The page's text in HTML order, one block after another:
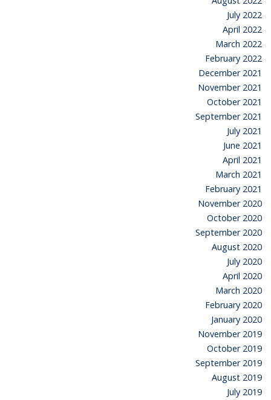
July 2022
April 2022
March 2022
February 2022
December 2021
November 2021
October 2021
September 2021
July 2021
June 2021
April 2021
March 2021
February 2021
November 2020
October 2020
September 2020
August 2020
July 2020
April 2020
March 2020
February 2020
January 2020
November 2019
October 2019
September 2019
August 2019
July 2019